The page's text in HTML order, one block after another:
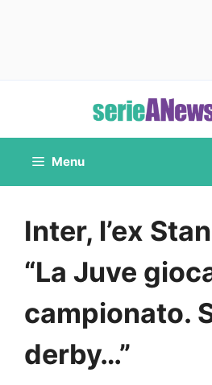
contenuto
Menu
Inter, l’ex
“La Juve
campionato.
derby…”